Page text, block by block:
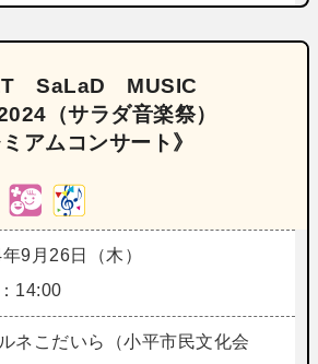
SaLaD MUSIC
（サラダ音楽祭）
アムコンサート》
9月26日（木）
14:00
ルネこだいら（小平市民文化会